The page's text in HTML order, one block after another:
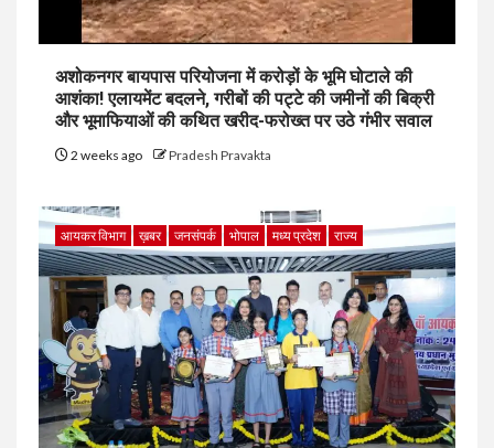
अशोकनगर बायपास परियोजना में करोड़ों के भूमि घोटाले की
आशंका! एलायमेंट बदलने, गरीबों की पट्टे की जमीनों की बिक्री
और भूमाफियाओं की कथित खरीद-फरोख्त पर उठे गंभीर सवाल
2 weeks ago Pradesh Pravakta
आयकर विभाग ख़बर जनसंपर्क भोपाल मध्य प्रदेश राज्य